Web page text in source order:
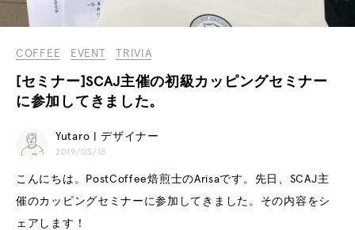
COFFEE EVENT TRIVIA
[セミナー]SCAJ主催の初級カッピングセミナー
に参加してきました。
Yutaro | デザイナー
2019/03/18
こんにちは。PostCoffee焙煎士のArisaです。先日、SCAJ主
催のカッピングセミナーに参加してきました。その内容をシ
ェアします！